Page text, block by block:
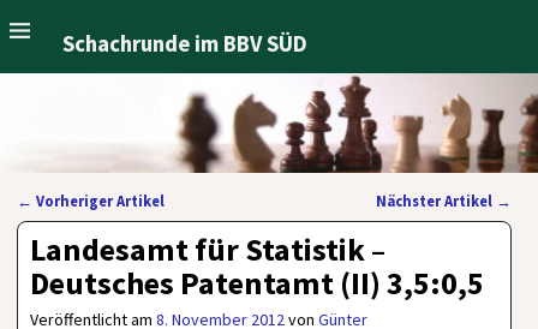
Schachrunde im BBV SÜD
Artikelnavigation
← Vorheriger Artikel Nächster Artikel →
Landesamt für Statistik –
Deutsches Patentamt (II) 3,5:0,5
Veröffentlicht am8. November 2012vonGünter